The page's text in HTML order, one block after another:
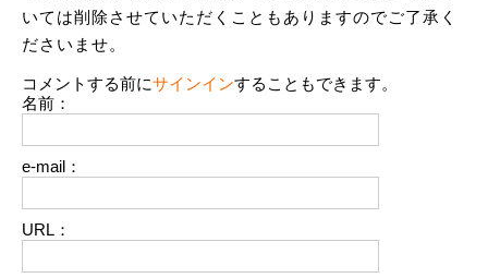
いては削除させていただくこともありますのでご了承く
ださいませ。
コメントする前にサインインすることもできます。
名前：
e-mail：
URL：